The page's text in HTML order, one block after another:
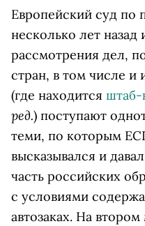
Европейский суд по
несколько лет
рассмотрения дел,
стран, в том числе и
(где находится штаб-
ред.) поступают
теми, по которым
высказывался и
часть российских
с условиями
автозаках. На